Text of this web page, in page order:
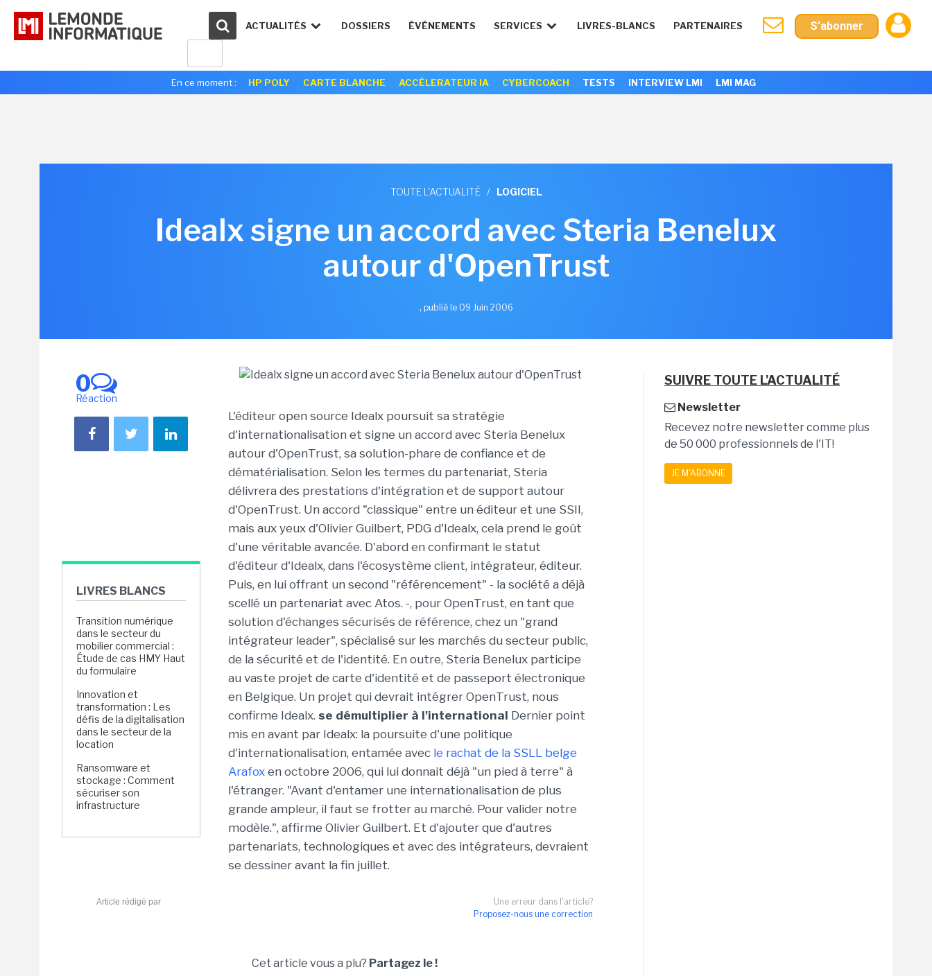
ACTUALITÉS DOSSIERS ÉVÉNEMENTS SERVICES LIVRES-BLANCS PARTENAIRES S'abonner
En ce moment : HP POLY CARTE BLANCHE ACCÉLERATEUR IA CYBERCOACH TESTS INTERVIEW LMI LMI MAG
TOUTE L'ACTUALITÉ / LOGICIEL
Idealx signe un accord avec Steria Benelux
autour d'OpenTrust
, publié le 09 Juin 2006
0
Réaction
LIVRES BLANCS
Transition numérique
dans le secteur du
mobilier commercial :
Étude de cas HMY Haut
du formulaire
Innovation et
transformation : Les
défis de la digitalisation
dans le secteur de la
location
Ransomware et
stockage : Comment
sécuriser son
infrastructure
L'éditeur open source Idealx poursuit sa stratégie
d'internationalisation et signe un accord avec Steria Benelux
autour d'OpenTrust, sa solution-phare de confiance et de
dématérialisation. Selon les termes du partenariat, Steria
délivrera des prestations d'intégration et de support autour
d'OpenTrust. Un accord "classique" entre un éditeur et une SSII,
mais aux yeux d'Olivier Guilbert, PDG d'Idealx, cela prend le goût
d'une véritable avancée. D'abord en confirmant le statut
d'éditeur d'Idealx, dans l'écosystème client, intégrateur, éditeur.
Puis, en lui offrant un second "référencement" - la société a déjà
scellé un partenariat avec Atos. -, pour OpenTrust, en tant que
solution d'échanges sécurisés de référence, chez un "grand
intégrateur leader", spécialisé sur les marchés du secteur public,
de la sécurité et de l'identité. En outre, Steria Benelux participe
au vaste projet de carte d'identité et de passeport électronique
en Belgique. Un projet qui devrait intégrer OpenTrust, nous
confirme Idealx. se démultiplier à l'international Dernier point
mis en avant par Idealx: la poursuite d'une politique
d'internationalisation, entamée avec le rachat de la SSLL belge
Arafox en octobre 2006, qui lui donnait déjà "un pied à terre" à
l'étranger. "Avant d'entamer une internationalisation de plus
grande ampleur, il faut se frotter au marché. Pour valider notre
modèle.", affirme Olivier Guilbert. Et d'ajouter que d'autres
partenariats, technologiques et avec des intégrateurs, devraient
se dessiner avant la fin juillet.
Une erreur dans l'article?
Proposez-nous une correction
Article rédigé par
Cet article vous a plu? Partagez le !
SUIVRE TOUTE L'ACTUALITÉ
Newsletter
Recevez notre newsletter comme plus
de 50 000 professionnels de l'IT!
JE M'ABONNE